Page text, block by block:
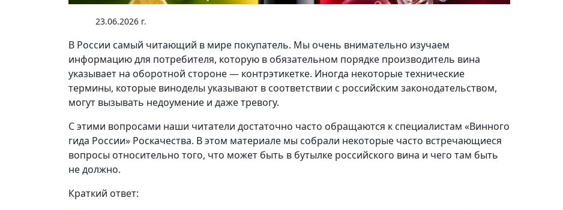
23.06.2026 г.
В России самый читающий в мире покупатель. Мы очень внимательно изучаем
информацию для потребителя, которую в обязательном порядке производитель вина
указывает на оборотной стороне — контрэтикетке. Иногда некоторые технические
термины, которые виноделы указывают в соответствии с российским законодательством,
могут вызывать недоумение и даже тревогу.
С этими вопросами наши читатели достаточно часто обращаются к специалистам «Винного
гида России» Роскачества. В этом материале мы собрали некоторые часто встречающиеся
вопросы относительно того, что может быть в бутылке российского вина и чего там быть
не должно.
Краткий ответ: